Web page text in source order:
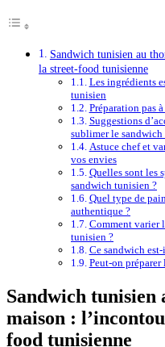
Sandwich tunisien au
la street-food tunisienne
Les ingrédients
tunisien
Préparation pas
Suggestions
sublimer le
Astuce chef et
vos envies
Quelles sont les
sandwich tunisien ?
Quel type de
authentique ?
Comment varier
tunisien ?
Ce sandwich
Peut-on préparer
Sandwich tunisien
maison :
food tunisienne